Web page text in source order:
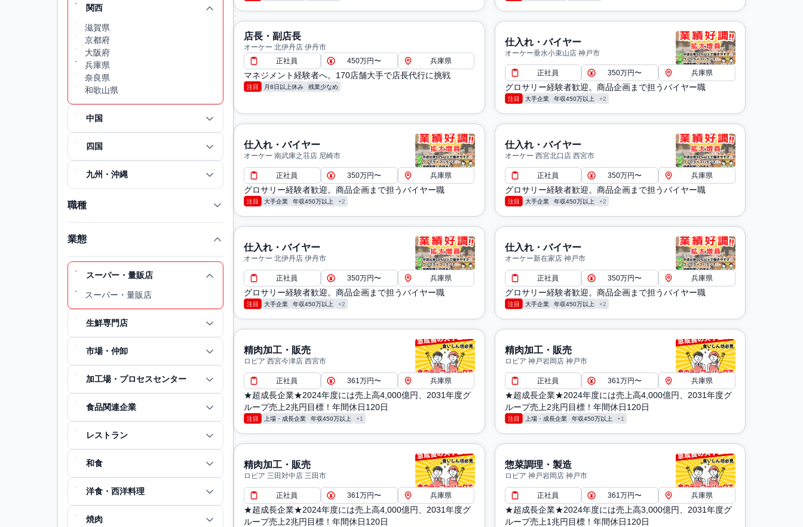
関西
滋賀県
京都府
大阪府
兵庫県
奈良県
和歌山県
中国
四国
九州・沖縄
職種
業態
スーパー・量販店
スーパー・量販店
生鮮専門店
市場・仲卸
加工場・プロセスセンター
食品関連企業
レストラン
和食
洋食・西洋料理
焼肉
店長・副店長
オーケー 北伊丹店 伊丹市
正社員
450万円〜 兵庫県
マネジメント経験者へ。170店舗大手で店長代行に挑戦
注目 月8日以上休み 残業少なめ
仕入れ・バイヤー
オーケー垂水小束山店 神戸市
正社員 350万円〜 兵庫県
グロサリー経験者歓迎。商品企画まで担うバイヤー職
注目 大手企業 年収450万以上 +2
仕入れ・バイヤー
オーケー 南武庫之荘店 尼崎市
正社員 350万円〜 兵庫県
グロサリー経験者歓迎。商品企画まで担うバイヤー職
注目 大手企業 年収450万以上 +2
仕入れ・バイヤー
オーケー 西宮北口店 西宮市
正社員 350万円〜 兵庫県
グロサリー経験者歓迎。商品企画まで担うバイヤー職
注目 大手企業 年収450万以上 +2
仕入れ・バイヤー
オーケー 北伊丹店 伊丹市
正社員 350万円〜 兵庫県
グロサリー経験者歓迎。商品企画まで担うバイヤー職
注目 大手企業 年収450万以上 +2
仕入れ・バイヤー
オーケー新在家店 神戸市
正社員 350万円〜 兵庫県
グロサリー経験者歓迎。商品企画まで担うバイヤー職
注目 大手企業 年収450万以上 +2
精肉加工・販売
ロピア 西宮今津店 西宮市
正社員 361万円〜 兵庫県
★超成長企業★2024年度には売上高4,000億円、2031年度グ
ループ売上2兆円目標！年間休日120日
注目 上場・成長企業 年収450万以上 +1
精肉加工・販売
ロピア 神戸岩岡店 神戸市
正社員 361万円〜 兵庫県
★超成長企業★2024年度には売上高4,000億円、2031年度グ
ループ売上2兆円目標！年間休日120日
注目 上場・成長企業 年収450万以上 +1
精肉加工・販売
ロピア 三田対中店 三田市
正社員 361万円〜 兵庫県
★超成長企業★2024年度には売上高4,000億円、2031年度グ
ループ売上2兆円目標！年間休日120日
惣菜調理・製造
ロピア 神戸岩岡店 神戸市
正社員 361万円〜 兵庫県
★超成長企業★2024年度には売上高3,000億円、2031年度グ
ループ売上1兆円目標！年間休日120日